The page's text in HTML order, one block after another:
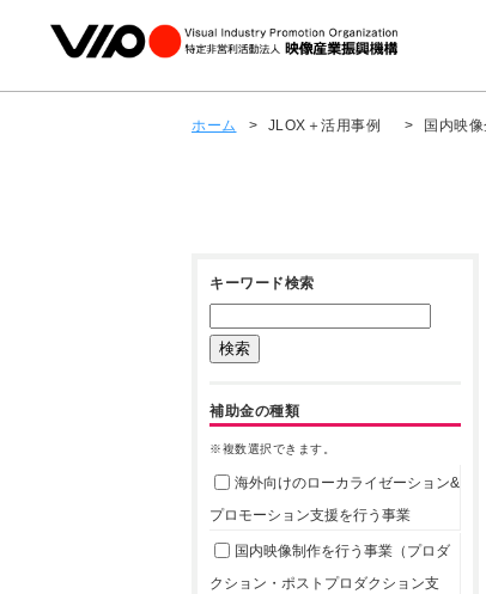
ホーム > JLOX＋活用事例 > 国内映
キーワード検索
補助金の種類
※複数選択できます。
海外向けのローカライゼーション&
プロモーション支援を行う事業
国内映像制作を行う事業（プロダ
クション・ポストプロダクション支